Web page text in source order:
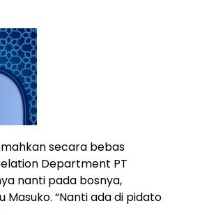
secara bebas
Department PT
nanti pada bosnya,
Masuko. “Nanti ada di pidato